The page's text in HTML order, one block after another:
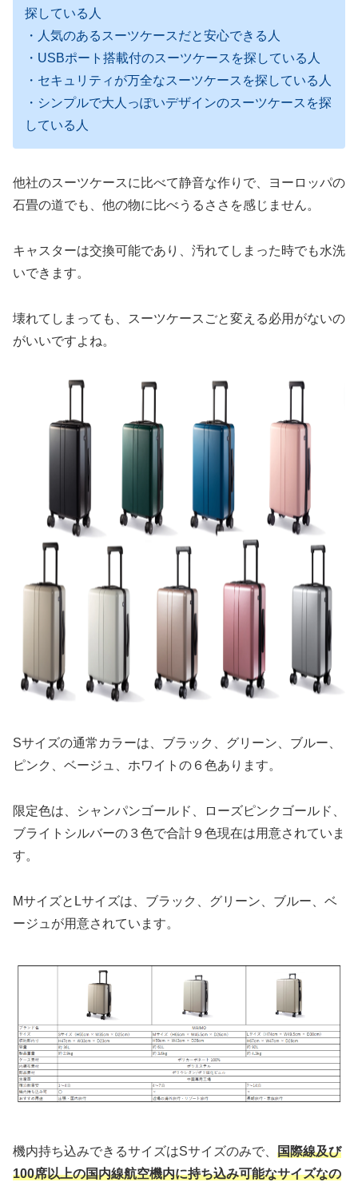
探している人
・人気のあるスーツケースだと安心できる人
・USBポート搭載付のスーツケースを探している人
・セキュリティが万全なスーツケースを探している人
・シンプルで大人っぽいデザインのスーツケースを探
している人
他社のスーツケースに比べて静音な作りで、ヨーロッパの
石畳の道でも、他の物に比べうるささを感じません。
キャスターは交換可能であり、汚れてしまった時でも水洗
いできます。
壊れてしまっても、スーツケースごと変える必用がないの
がいいですよね。
Sサイズの通常カラーは、ブラック、グリーン、ブルー、
ピンク、ベージュ、ホワイトの６色あります。
限定色は、シャンパンゴールド、ローズピンクゴールド、
ブライトシルバーの３色で合計９色現在は用意されていま
す。
MサイズとLサイズは、ブラック、グリーン、ブルー、ベ
ージュが用意されています。
機内持ち込みできるサイズはSサイズのみで、 国際線及び
100席以上の国内線航空機内に持ち込み可能なサイズなの